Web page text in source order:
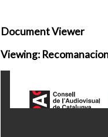
Document Viewer
Viewing: